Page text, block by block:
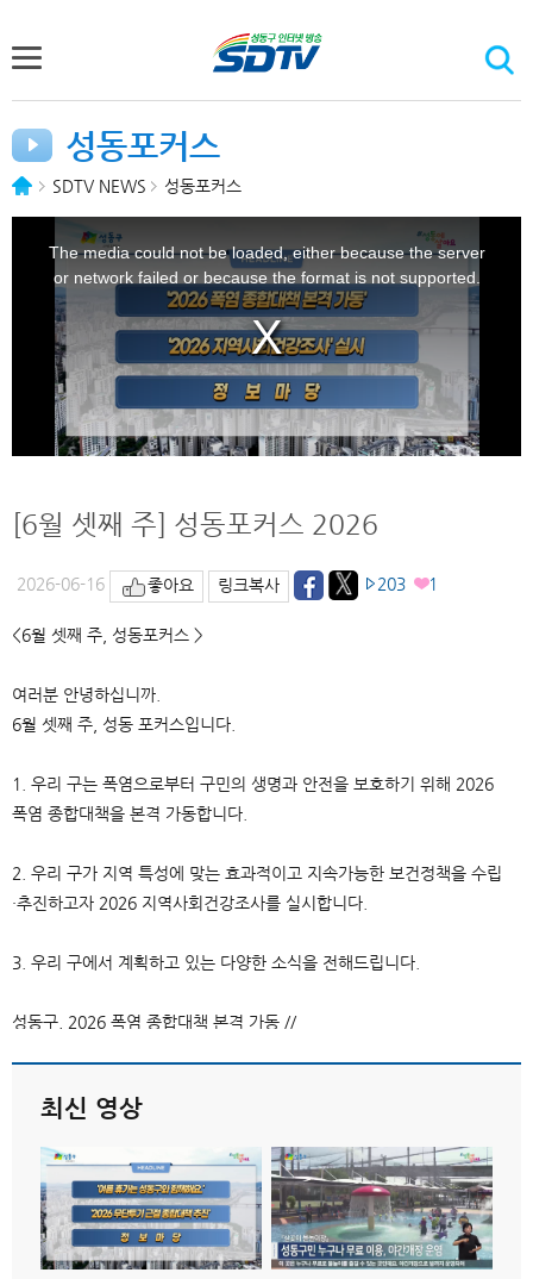
성동포커스
SDTV NEWS 성동포커스
The media could not be loaded, either because the server
or network failed or because the format is not supported.
[6월 셋째 주] 성동포커스 2026
2026-06-16 좋아요 링크복사 203 1
<6월 셋째 주, 성동포커스 >
여러분 안녕하십니까.
6월 셋째 주, 성동 포커스입니다.
1. 우리 구는 폭염으로부터 구민의 생명과 안전을 보호하기 위해 2026
폭염 종합대책을 본격 가동합니다.
2. 우리 구가 지역 특성에 맞는 효과적이고 지속가능한 보건정책을 수립
·추진하고자 2026 지역사회건강조사를 실시합니다.
3. 우리 구에서 계획하고 있는 다양한 소식을 전해드립니다.
성동구, 2026 폭염 종합대책 본격 가동 //
폭염 종합대책을 본격 가동합니다. 자세한 내용, 권형준 기자가 전해드
평년보다 무더울 것으로 예상되는 올 여름, 우리 구는 폭염으로부터 구
민의 생명과 안전을 보호하기 위해 2026 폭염 종합대책을 본격 추진합
니다. 오는 9월 30일까지를 폭염 대책기간으로 정하고, 4대 분야 21개
최신 영상